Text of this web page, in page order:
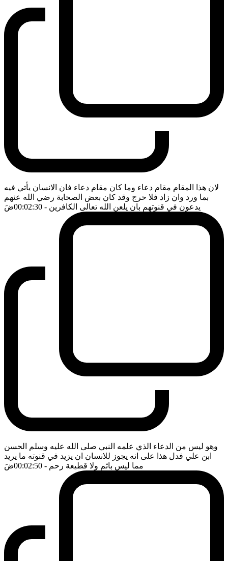
لان هذا المقام مقام دعاء وما كان مقام دعاء فان الانسان يأتي فيه
بما ورد وان زاد فلا حرج وقد كان بعض الصحابة رضي الله عنهم
يدعون في قنوتهم بان يلعن الله تعالى الكافرين - 00:02:30 ضَ
وهو ليس من الدعاء الذي علمه النبي صلى الله عليه وسلم الحسن
ابن علي فدل هذا على انه يجوز للانسان ان يزيد في قنوته ما يريد
مما ليس باثم ولا قطيعة رحم - 00:02:50 ضَ